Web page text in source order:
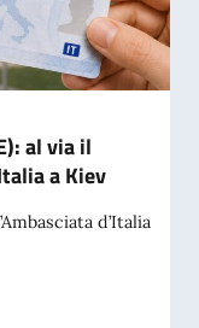
al via il
a Kiev
d’Italia